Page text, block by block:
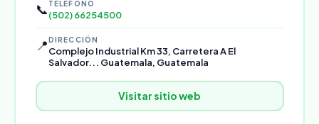
📞 TELÉFONO
(502) 66254500
📍DIRECCIÓN
Complejo Industrial Km 33, Carretera A El
Salvador... Guatemala, Guatemala
Visitar sitio web